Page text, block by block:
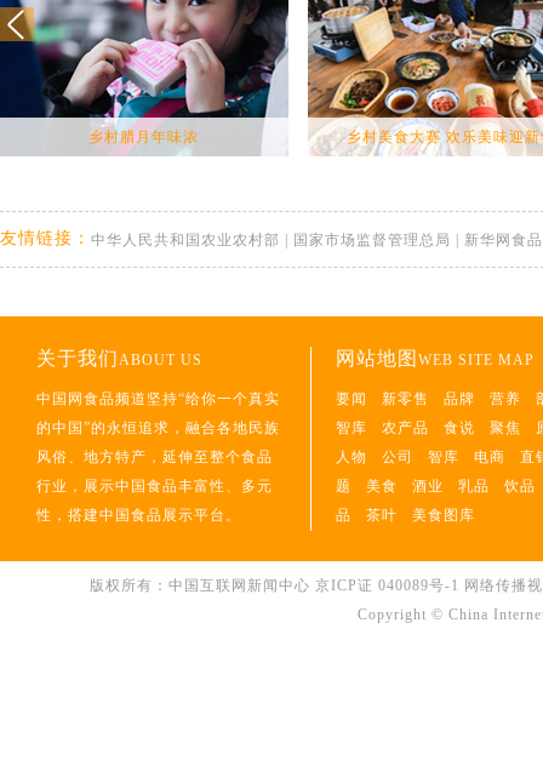
乡村腊月年味浓 乡村美食大赛 欢乐美味迎
友情链接： 中华人民共和国农业农村部 国家市场监督管理总局 新华网食品
关于我们ABOUT US
中国网食品频道坚持“给你一个真实
的中国”的永恒追求，融合各地民族
风俗、地方特产，延伸至整个食品
行业，展示中国食品丰富性、多元
性，搭建中国食品展示平台。
网站地图 WEB SITE MAP
要闻 新零售 品牌 营养
智库
农产品 食说 聚焦
人物
公司 智库 电商
直
题
美食 酒业 乳品
饮品
品
茶叶 美食图库
版权所有：中国互联网新闻中心 京ICP证 040089号-1 网络传播
Copyright © China